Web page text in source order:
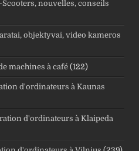
nouvelles, conseils
objektyvai, video kameros
machines à café (122)
d'ordinateurs à Kaunas
d'ordinateurs à Klaipeda